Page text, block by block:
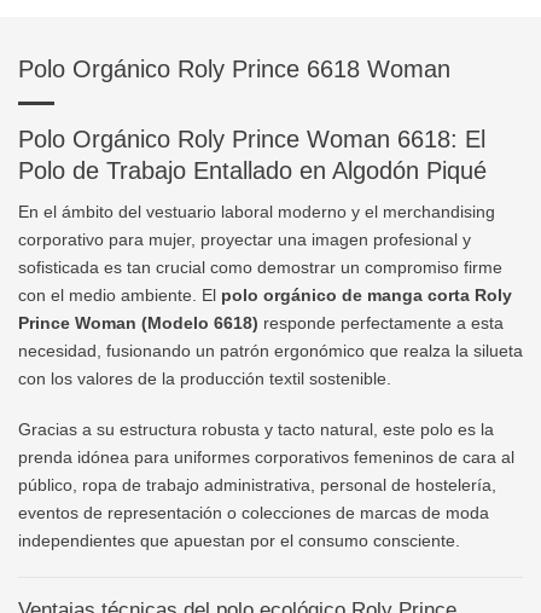
Polo Orgánico Roly Prince 6618 Woman
Polo Orgánico Roly Prince Woman 6618: El
Polo de Trabajo Entallado en Algodón Piqué
En el ámbito del vestuario laboral moderno y el merchandising
corporativo para mujer, proyectar una imagen profesional y
sofisticada es tan crucial como demostrar un compromiso firme
con el medio ambiente. El polo orgánico de manga corta Roly
Prince Woman (Modelo 6618) responde perfectamente a esta
necesidad, fusionando un patrón ergonómico que realza la silueta
con los valores de la producción textil sostenible.
Gracias a su estructura robusta y tacto natural, este polo es la
prenda idónea para uniformes corporativos femeninos de cara al
público, ropa de trabajo administrativa, personal de hostelería,
eventos de representación o colecciones de marcas de moda
independientes que apuestan por el consumo consciente.